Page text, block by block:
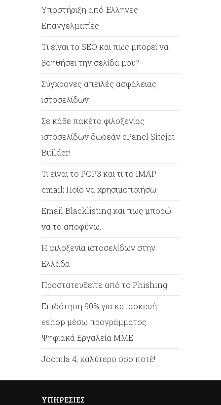
Υποστήριξη από Έλληνες
Επαγγελματίες
Tι είναι το SEO και πως μπορεί να
βοηθήσει την σελίδα μου?
Σύγχρονες απειλές ασφάλειας
ιστοσελίδων
Σε κάθε πακέτο φιλοξενίας
ιστοσελίδων δωρεάν cPanel Sitejet
Builder!
Τι είναι το POP3 και τι το IMAP
email; Ποίο να χρησιμοποιήσω;
Email Blacklisting και πως μπορώ
να το αποφύγω.
Η φιλοξενία ιστοσελίδων στην
Ελλάδα
Προστατευθείτε από το Phishing!
Επιδότηση 90% για κατασκευή
eshop μέσω προγράμματος
Ψηφιακά Εργαλεία ΜΜΕ.
Joomla 4, καλύτερο όσο ποτέ!
ΥΠΗΡΕΣΊΕΣ